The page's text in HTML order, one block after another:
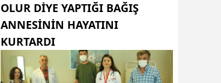
OLUR DIYE YAPTIĞI BAĞIŞ
ANNESININ HAYATINI
KURTARDI